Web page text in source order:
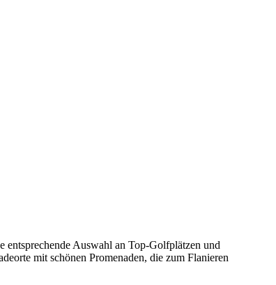
Auswahl an Top-Golfplätzen und
mit schönen Promenaden, die zum Flanieren